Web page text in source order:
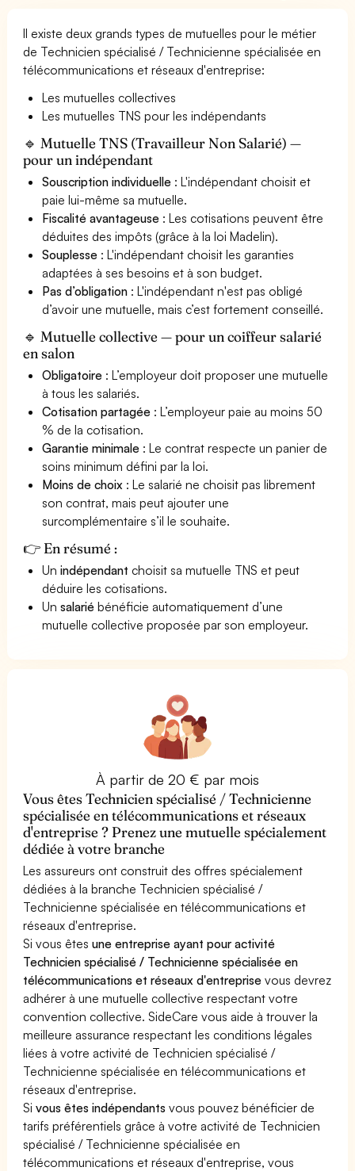
Il existe deux grands types de mutuelles pour le métier
de Technicien spécialisé / Technicienne spécialisée en
télécommunications et réseaux d'entreprise:
Les mutuelles collectives
Les mutuelles TNS pour les indépendants
🔹 Mutuelle TNS (Travailleur Non Salarié) —
pour un indépendant
Souscription individuelle : L'indépendant choisit et
paie lui-même sa mutuelle.
Fiscalité avantageuse : Les cotisations peuvent être
déduites des impôts (grâce à la loi Madelin).
Souplesse : L'indépendant choisit les garanties
adaptées à ses besoins et à son budget.
Pas d’obligation : L'indépendant n'est pas obligé
d’avoir une mutuelle, mais c’est fortement conseillé.
🔹 Mutuelle collective — pour un coiffeur salarié
en salon
Obligatoire : L’employeur doit proposer une mutuelle
à tous les salariés.
Cotisation partagée : L’employeur paie au moins 50
% de la cotisation.
Garantie minimale : Le contrat respecte un panier de
soins minimum défini par la loi.
Moins de choix : Le salarié ne choisit pas librement
son contrat, mais peut ajouter une
surcomplémentaire s’il le souhaite.
👉 En résumé :
Unindépendant choisit sa mutuelle TNS et peut
déduire les cotisations.
Unsalarié bénéficie automatiquement d’une
mutuelle collective proposée par son employeur.
À partir de 20 € par mois
Vous êtes Technicien spécialisé / Technicienne
spécialisée en télécommunications et réseaux
d'entreprise ? Prenez une mutuelle spécialement
dédiée à votre branche
Les assureurs ont construit des offres spécialement
dédiées à la branche Technicien spécialisé /
Technicienne spécialisée en télécommunications et
réseaux d'entreprise.
Si vous êtesune entreprise ayant pour activité
Technicien spécialisé / Technicienne spécialisée en
télécommunications et réseaux d'entreprise vous devrez
adhérer à une mutuelle collective respectant votre
convention collective. SideCare vous aide à trouver la
meilleure assurance respectant les conditions légales
liées à votre activité de Technicien spécialisé /
Technicienne spécialisée en télécommunications et
réseaux d'entreprise.
Sivous êtes indépendants vous pouvez bénéficier de
tarifs préférentiels grâce à votre activité de Technicien
spécialisé / Technicienne spécialisée en
télécommunications et réseaux d'entreprise, vous